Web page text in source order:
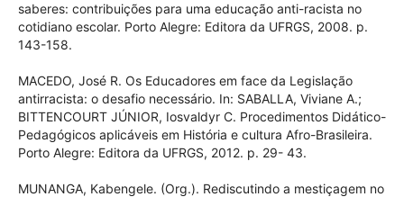
saberes: contribuições para uma educação anti-racista no
cotidiano escolar. Porto Alegre: Editora da UFRGS, 2008. p.
143-158.
MACEDO, José R. Os Educadores em face da Legislação
antirracista: o desafio necessário. In: SABALLA, Viviane A.;
BITTENCOURT JÚNIOR, Iosvaldyr C. Procedimentos Didático-
Pedagógicos aplicáveis em História e cultura Afro-Brasileira.
Porto Alegre: Editora da UFRGS, 2012. p. 29- 43.
MUNANGA, Kabengele. (Org.). Rediscutindo a mestiçagem no